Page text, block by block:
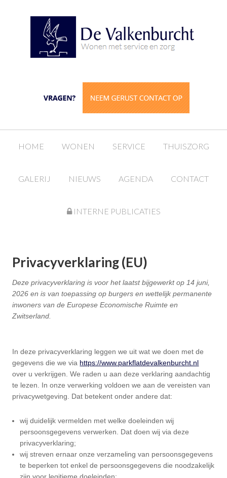
HOME WONEN SERVICE THUISZORG
GALERIJ NIEUWS AGENDA CONTACT
INTERNE PUBLICATIES
Privacyverklaring (EU)
Deze privacyverklaring is voor het laatst bijgewerkt op 14 juni,
2026 en is van toepassing op burgers en wettelijk permanente
inwoners van de Europese Economische Ruimte en
Zwitserland.
In deze privacyverklaring leggen we uit wat we doen met de
gegevens die we via https://www.parkflatdevalkenburcht.nl
over u verkrijgen. We raden u aan deze verklaring aandachtig
te lezen. In onze verwerking voldoen we aan de vereisten van
privacywetgeving. Dat betekent onder andere dat:
wij duidelijk vermelden met welke doeleinden wij
persoonsgegevens verwerken. Dat doen wij via deze
privacyverklaring;
wij streven ernaar onze verzameling van persoonsgegevens
te beperken tot enkel de persoonsgegevens die noodzakelijk